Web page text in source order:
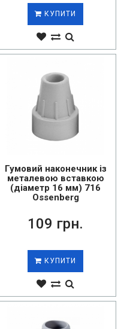
КУПИТИ
Гумовий наконечник із
металевою вставкою
(діаметр 16 мм) 716
Ossenberg
109 грн.
КУПИТИ